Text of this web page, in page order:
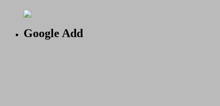
Google Add